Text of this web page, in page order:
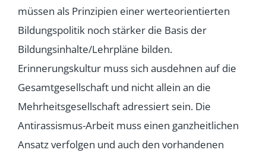
müssen als Prinzipien einer werteorientierten
Bildungspolitik noch stärker die Basis der
Bildungsinhalte/Lehrpläne bilden.
Erinnerungskultur muss sich ausdehnen auf die
Gesamtgesellschaft und nicht allein an die
Mehrheitsgesellschaft adressiert sein. Die
Antirassismus-Arbeit muss einen ganzheitlichen
Ansatz verfolgen und auch den vorhandenen